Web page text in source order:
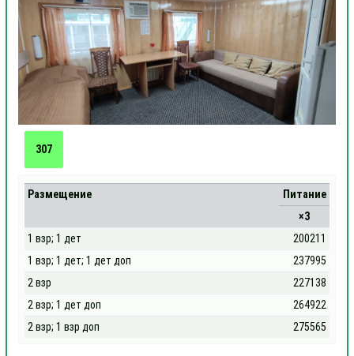
307
Размещение
Питание
×3
1 взр; 1 дет
200211
1 взр; 1 дет; 1 дет доп
237995
2 взр
227138
2 взр; 1 дет доп
264922
2 взр; 1 взр доп
275565